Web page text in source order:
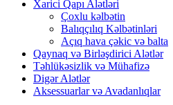
Xarici Qapı Alətləri
Çoxlu kəlbətin
Balıqçılıq Kəlbətinləri
Açıq hava çəkic və balta
Qaynaq və Birləşdirici Alətlər
Təhlükəsizlik və Mühafizə
Digər Alətlər
Aksessuarlar və Avadanlıqlar